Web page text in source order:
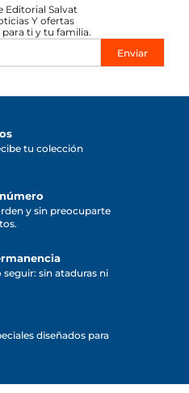
Editorial Salvat
Y ofertas
ti y tu familia.
Enviar
tu colección
y sin preocuparte
sin ataduras ni
diseñados para